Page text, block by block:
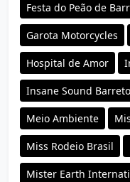
Festa do Peão de
Garota Motorcycles
Hospital de Amor
Insane Sound
Meio Ambiente
Miss Rodeio Brasil
Mister Earth